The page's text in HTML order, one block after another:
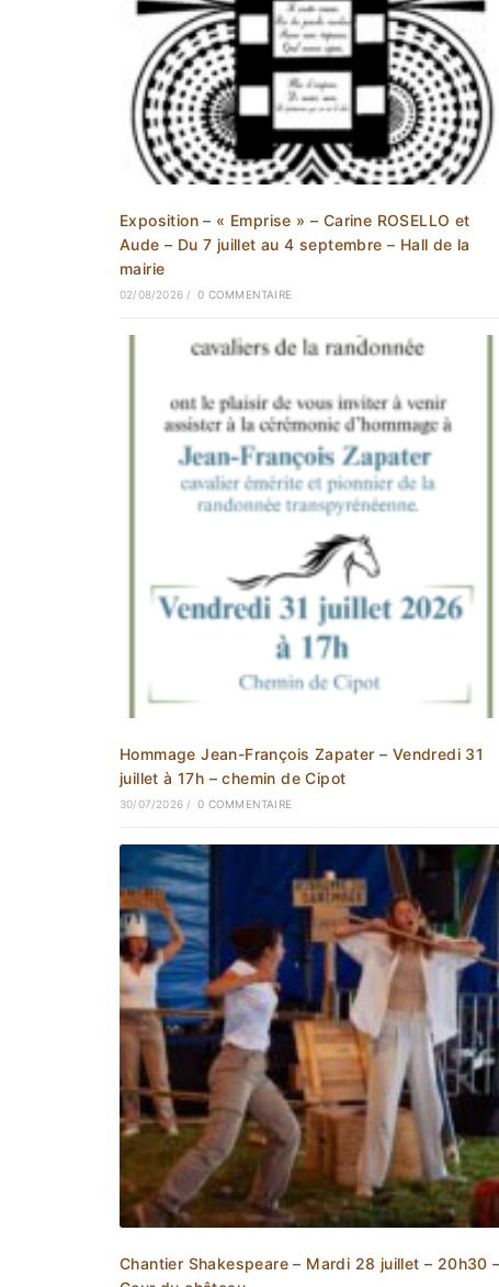
Exposition – « Emprise » – Carine ROSELLO et
Aude – Du 7 juillet au 4 septembre – Hall de la
mairie
02/08/2026 / 0 COMMENTAIRE
Hommage Jean-François Zapater – Vendredi 31
juillet à 17h – chemin de Cipot
30/07/2026 / 0 COMMENTAIRE
Chantier Shakespeare – Mardi 28 juillet – 20h30 –